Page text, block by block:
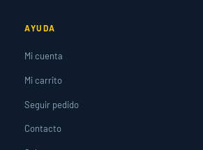
AYUDA
Mi cuenta
Mi carrito
Seguir pedido
Contacto